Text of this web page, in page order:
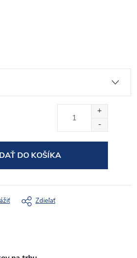
DO KOŠÍKA
Zdieľať